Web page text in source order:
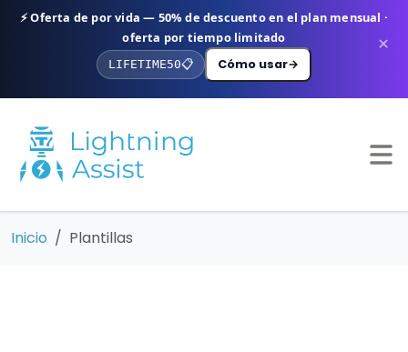
⚡ Oferta de por vida — 50% de descuento en el plan mensual ·
oferta por tiempo limitado
LIFETIME50📋 Cómo usar→
×
Inicio Plantillas